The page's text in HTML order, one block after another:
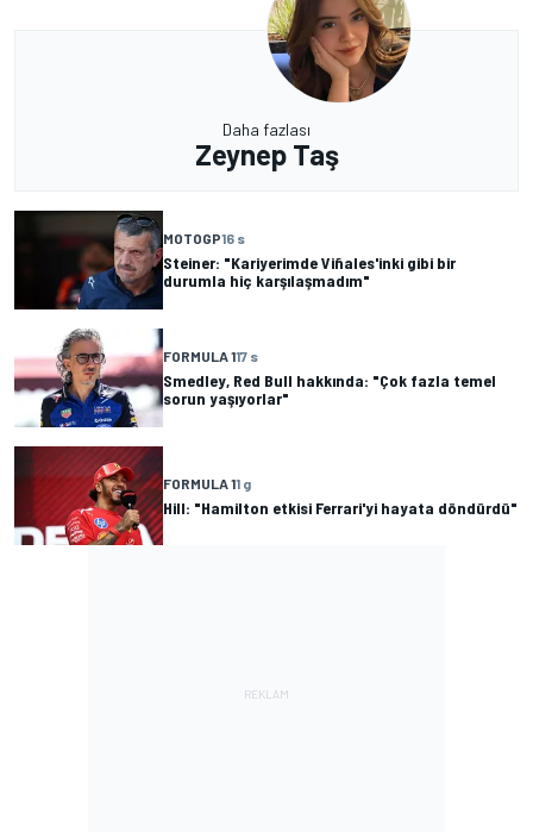
Daha fazlası
Zeynep Taş
MOTOGP16 s
Steiner: "Kariyerimde Viñales'inki gibi bir
durumla hiç karşılaşmadım"
FORMULA 117 s
Smedley, Red Bull hakkında: "Çok fazla temel
sorun yaşıyorlar"
FORMULA 11 g
Hill: "Hamilton etkisi Ferrari'yi hayata döndürdü"